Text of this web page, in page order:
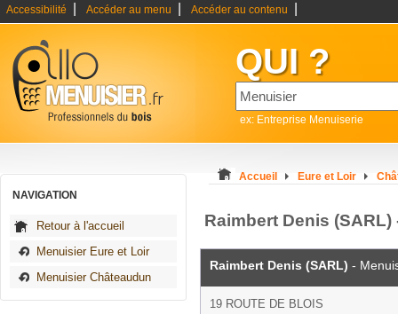
Accessibilité Accéder au menu Accéder au contenu
QUI ?
ex: Entreprise Menuiserie
NAVIGATION
Retour à l'accueil
Menuisier Eure et Loir
Menuisier Châteaudun
Accueil Eure et Loir
Raimbert Denis
Raimbert Denis (SARL) -
19 ROUTE DE BLOIS